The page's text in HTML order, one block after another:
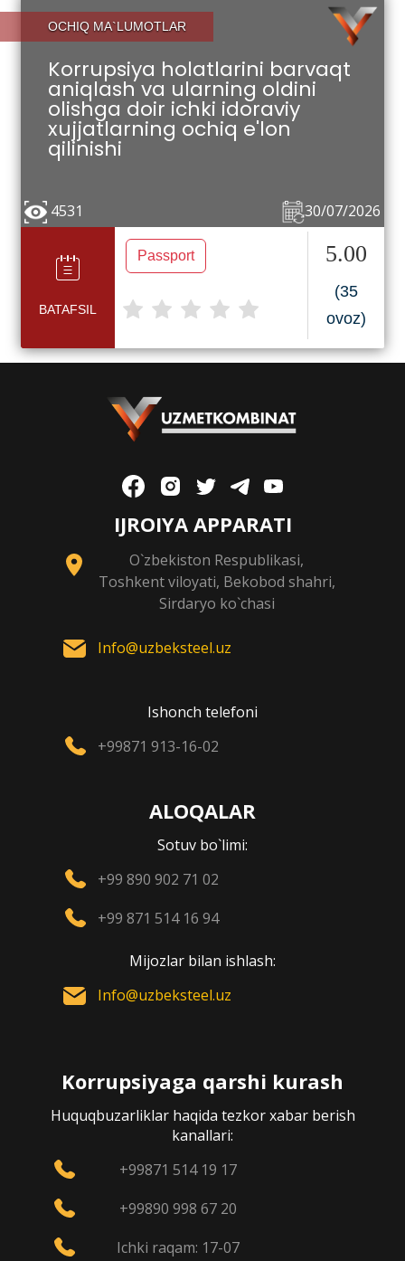
OCHIQ MA`LUMOTLAR
Korrupsiya holatlarini barvaqt
aniqlash va ularning oldini
olishga doir ichki idoraviy
xujjatlarning ochiq e'lon
qilinishi
30/07/2026
4531
BATAFSIL
Passport 5.00
(35
ovoz)
IJROIYA APPARATI
O`zbekiston Respublikasi,
Toshkent viloyati, Bekobod shahri,
Sirdaryo ko`chasi
Info@uzbeksteel.uz
Ishonch telefoni
+99871 913-16-02
ALOQALAR
Sotuv bo`limi:
+99 890 902 71 02
+99 871 514 16 94
Mijozlar bilan ishlash:
Info@uzbeksteel.uz
Korrupsiyaga qarshi kurash
Huquqbuzarliklar haqida tezkor xabar berish
kanallari:
+99871 514 19 17
+99890 998 67 20
Ichki raqam: 17-07